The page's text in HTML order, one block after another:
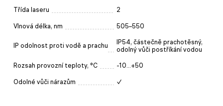
Třída laseru 2
Vlnová délka, nm 505–550
IP odolnost proti vodě a prachu
IP54, částečně prachotěsný,
odolný vůči postříkání vodou
Rozsah provozní teploty, °C -10...+50
Odolné vůči nárazům ✓